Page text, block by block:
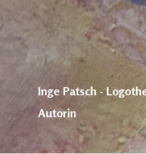
Inge Patsch -
Autorin